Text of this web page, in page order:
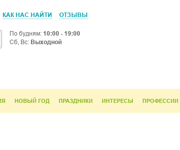
КАК НАС НАЙТИ ОТЗЫВЫ
По будням: 10:00 - 19:00
Сб, Вс: Выходной
НОВЫЙ ГОД ПРАЗДНИКИ ИНТЕРЕСЫ ПРОФЕССИИ